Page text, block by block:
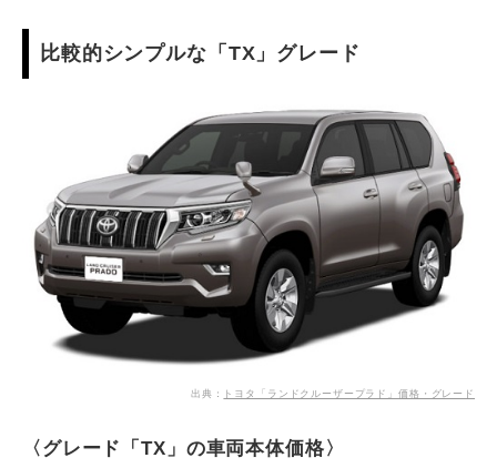
比較的シンプルな「TX」グレード
出典： トヨタ「ランドクルーザープラド」価格・グレード
〈グレード「TX」の車両本体価格〉